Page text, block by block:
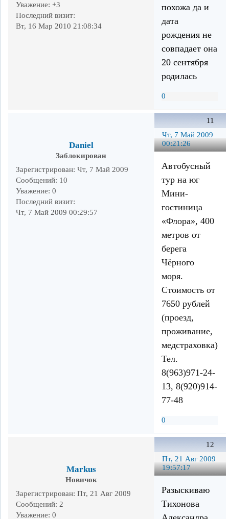
Уважение: +3
Последний визит:
Вт, 16 Мар 2010 21:08:34
похожа да и
дата
рождения не
совпадает она
20 сентября
родилась
0
11
Чт, 7 Май 2009
00:21:26
Daniel
Заблокирован
Зарегистрирован: Чт, 7 Май 2009
Сообщений: 10
Уважение: 0
Последний визит:
Чт, 7 Май 2009 00:29:57
Автобусный
тур на юг
Мини-
гостиница
«Флора», 400
метров от
берега
Чёрного
моря.
Стоимость от
7650 рублей
(проезд,
проживание,
медстраховка).
Тел.
8(963)971-24-
13, 8(920)914-
77-48
0
12
Пт, 21 Авг 2009
19:57:17
Markus
Новичок
Зарегистрирован: Пт, 21 Авг 2009
Сообщений: 2
Уважение: 0
Разыскиваю
Тихонова